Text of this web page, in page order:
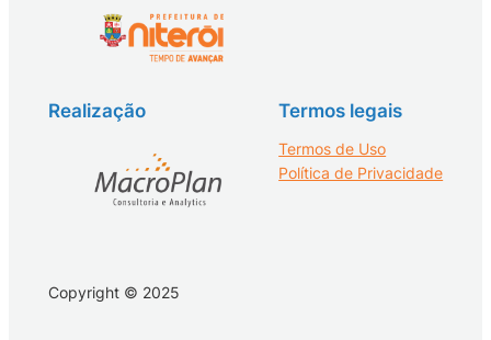
Realização Termos legais
Termos de Uso
Política de Privacidade
Copyright © 2025